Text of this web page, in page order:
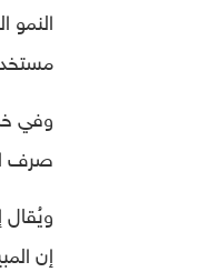
وفي
صرف
ويُقال
إن